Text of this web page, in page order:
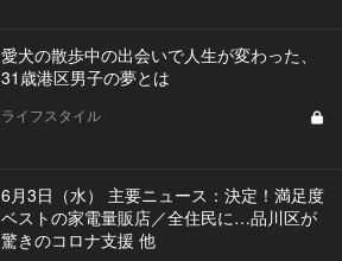
愛犬の散歩中の出会いで人生が変わった、
31歳港区男子の夢とは
ライフスタイル
6月3日（水） 主要ニュース：決定！満足度
ベストの家電量販店／全住民に…品川区が
驚きのコロナ支援 他